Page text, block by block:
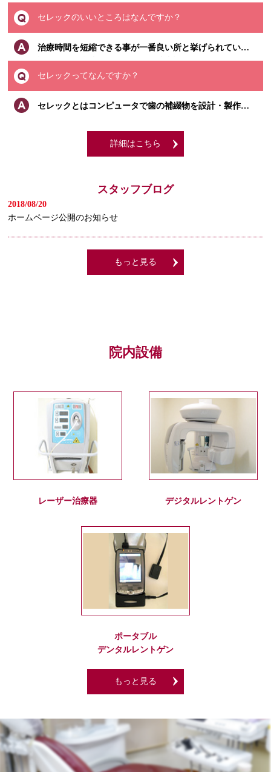
セレックのいいところはなんですか？
治療時間を短縮できる事が一番良い所と挙げられています。
詳しくは、当院ホームページの院内設備をご覧ください。
セレックってなんですか？
セレックとはコンピュータで歯の補綴物を設計・製作まで行うシステムのことを指します。
詳細はこちら
スタッフブログ
2018/08/20
ホームページ公開のお知らせ
もっと見る
院内設備
レーザー治療器 デジタルレントゲン
ポータブル
デンタルレントゲン
もっと見る